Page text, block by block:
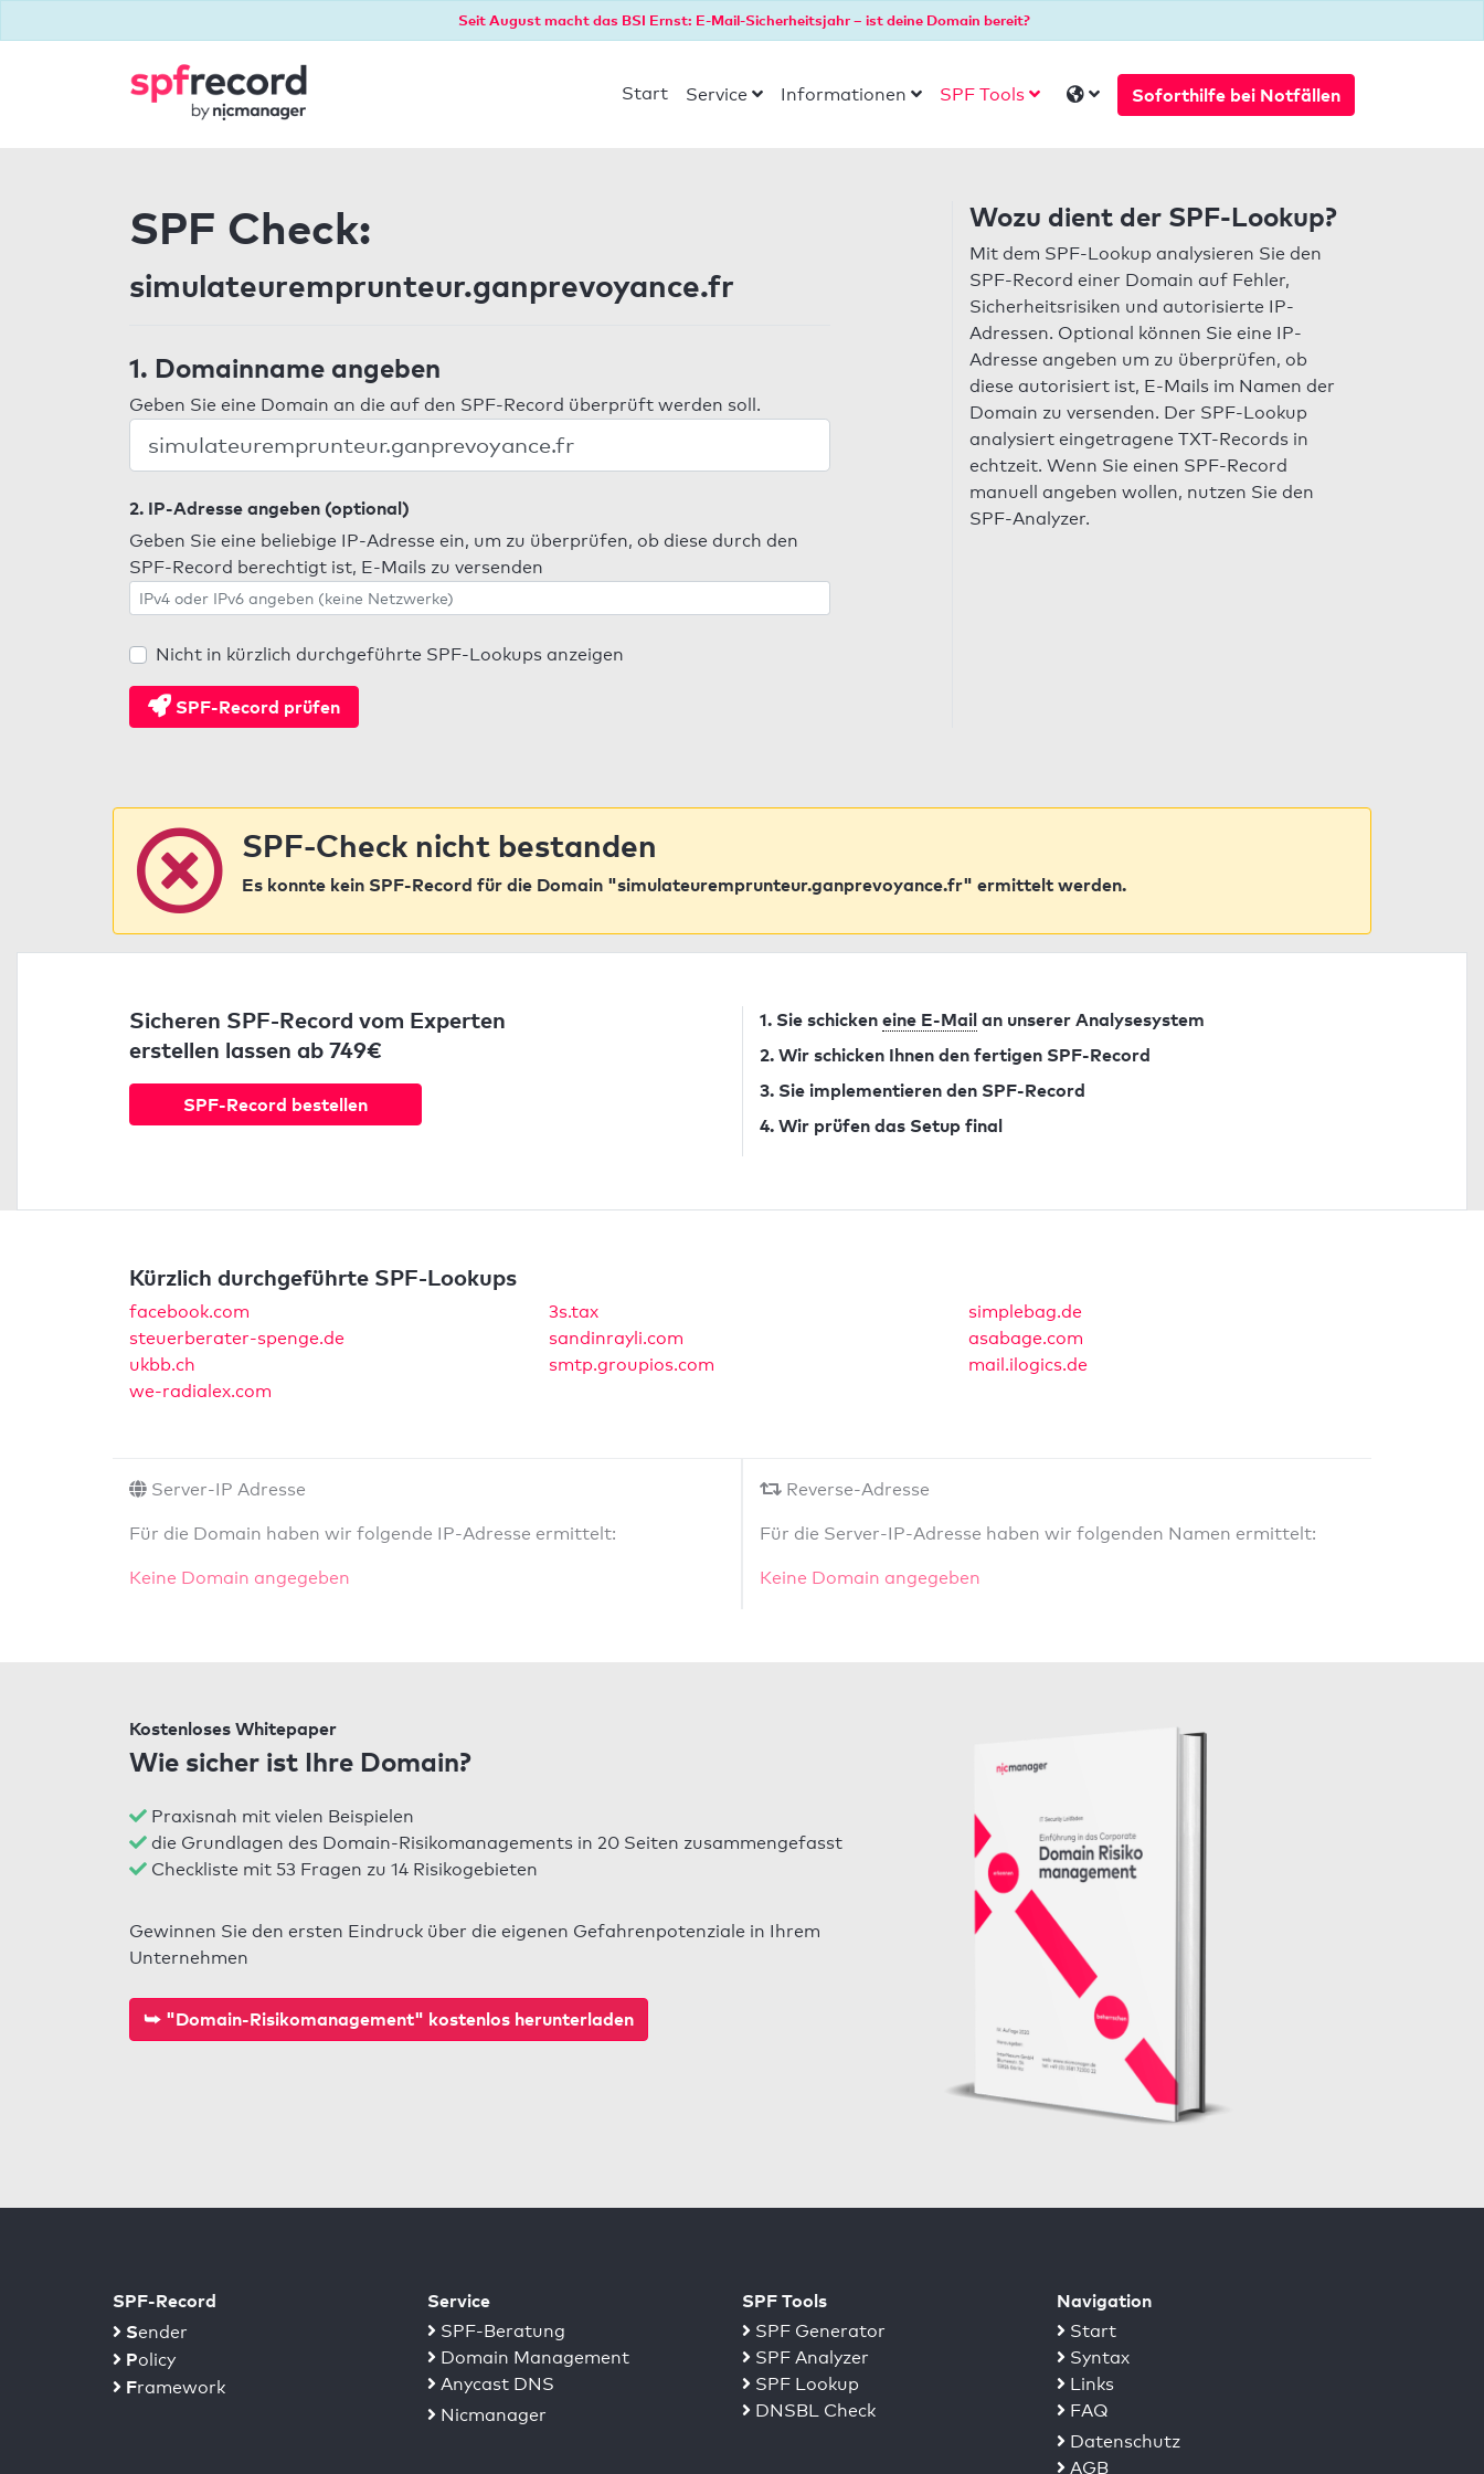
Seit August macht das BSI Ernst: E-Mail-Sicherheitsjahr – ist deine Domain bereit?
Start Service Informationen SPF Tools Soforthilfe bei Notfällen
SPF Check:
simulateuremprunteur.ganprevoyance.fr
1. Domainname angeben
Geben Sie eine Domain an die auf den SPF-Record überprüft werden soll.
2. IP-Adresse angeben (optional)
Geben Sie eine beliebige IP-Adresse ein, um zu überprüfen, ob diese durch den
SPF-Record berechtigt ist, E-Mails zu versenden
Nicht in kürzlich durchgeführte SPF-Lookups anzeigen
SPF-Record prüfen
Wozu dient der SPF-Lookup?
Mit dem SPF-Lookup analysieren Sie den
SPF-Record einer Domain auf Fehler,
Sicherheitsrisiken und autorisierte IP-
Adressen. Optional können Sie eine IP-
Adresse angeben um zu überprüfen, ob
diese autorisiert ist, E-Mails im Namen der
Domain zu versenden. Der SPF-Lookup
analysiert eingetragene TXT-Records in
echtzeit. Wenn Sie einen SPF-Record
manuell angeben wollen, nutzen Sie den
SPF-Analyzer.
SPF-Check nicht bestanden
Es konnte kein SPF-Record für die Domain "simulateuremprunteur.ganprevoyance.fr" ermittelt werden.
Sicheren SPF-Record vom Experten
erstellen lassen ab 749€
SPF-Record bestellen
1. Sie schicken eine E-Mail an unserer Analysesystem
2. Wir schicken Ihnen den fertigen SPF-Record
3. Sie implementieren den SPF-Record
4. Wir prüfen das Setup final
Kürzlich durchgeführte SPF-Lookups
facebook.com 3s.tax
simplebag.de
steuerberater-spenge.de
sandinrayli.com
asabage.com
ukbb.ch
smtp.groupios.com
mail.ilogics.de
we-radialex.com
Server-IP Adresse
Für die Domain haben wir folgende IP-Adresse ermittelt:
Keine Domain angegeben
Reverse-Adresse
Für die Server-IP-Adresse haben wir folgenden Namen ermittelt:
Keine Domain angegeben
Kostenloses Whitepaper
Wie sicher ist Ihre Domain?
Praxisnah mit vielen Beispielen
die Grundlagen des Domain-Risikomanagements in 20 Seiten zusammengefasst
Checkliste mit 53 Fragen zu 14 Risikogebieten
Gewinnen Sie den ersten Eindruck über die eigenen Gefahrenpotenziale in Ihrem
Unternehmen
⮩ "Domain-Risikomanagement" kostenlos herunterladen
SPF-Record
Sender
Policy
Framework
Service
SPF-Beratung
Domain Management
Anycast DNS
Nicmanager
SPF Tools
SPF Generator
SPF Analyzer
SPF Lookup
DNSBL Check
Navigation
Start
Syntax
Links
FAQ
Datenschutz
AGB